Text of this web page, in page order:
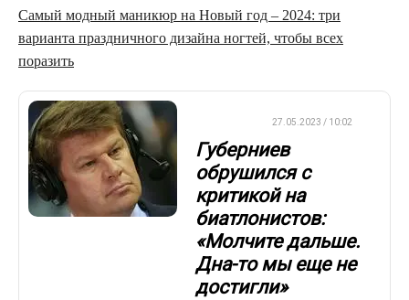
Самый модный маникюр на Новый год – 2024: три
варианта праздничного дизайна ногтей, чтобы всех
поразить
27.05.2023 / 10:02
Губерниев
обрушился с
критикой на
биатлонистов:
«Молчите дальше.
Дна-то мы еще не
достигли»